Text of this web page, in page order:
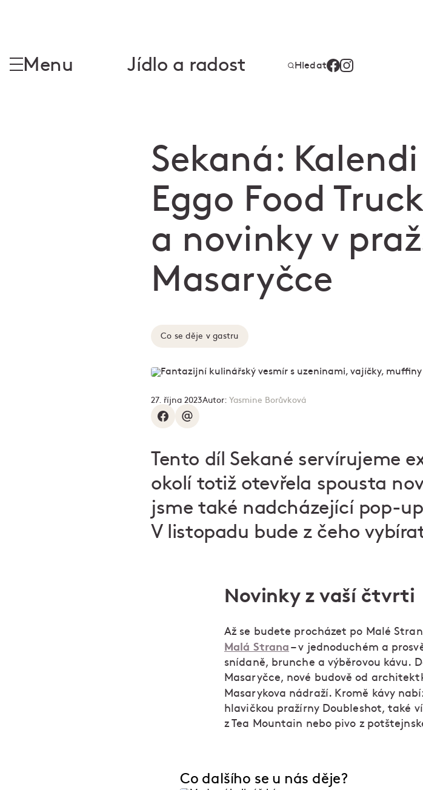
Menu Jídlo a radost Hledat
Sekaná:
Eggo Food
a novinky v
Masaryčce
Co se děje v gastru
27. října 2023Autor: Yasmine Borůvková
Tento díl Sekané servírujeme
okolí totiž otevřela spousta
jsme také nadcházející pop-
V listopadu bude z čeho
Novinky z vaší čtvrti
Až se budete procházet po Malé
Malá Strana – v jednoduchém a
snídaně, brunche a výběrovou kávu.
Masaryčce, nové budově od
Masarykova nádraží. Kromě kávy
hlavičkou pražírny Doubleshot, také
z Tea Mountain nebo pivo z
Co dalšího se u nás děje?